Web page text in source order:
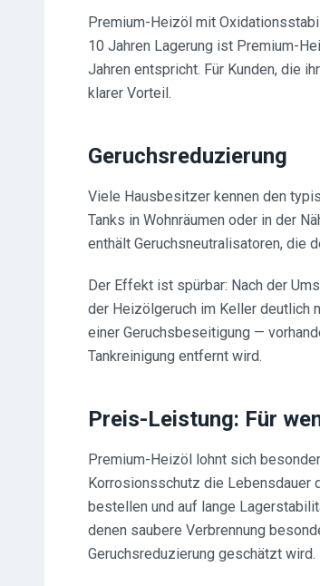
Premium-Heizöl mit
10 Jahren Lagerung ist Premium-
Jahren entspricht. Für Kunden, die
klarer Vorteil.
Geruchsreduzierung
Viele Hausbesitzer kennen den
Tanks in Wohnräumen oder in der
enthält Geruchsneutralisatoren, die
Der Effekt ist spürbar: Nach der
der Heizölgeruch im Keller deutlich
einer Geruchsbeseitigung —
Tankreinigung entfernt wird.
Preis-Leistung: Für
Premium-Heizöl lohnt sich
Korrosionsschutz die Lebensdauer
bestellen und auf lange
denen saubere Verbrennung
Geruchsreduzierung geschätzt wird.